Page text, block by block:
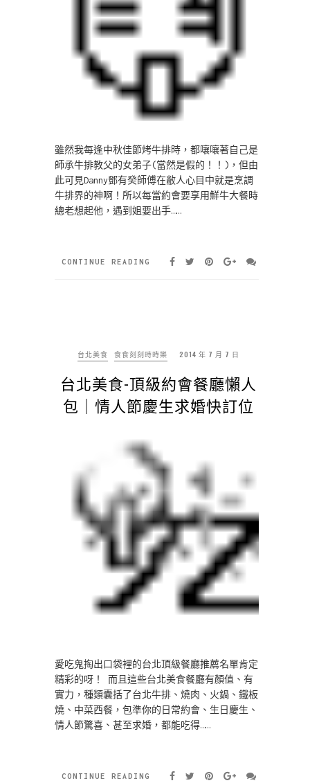
雖然我每逢中秋佳節烤牛排時，都嚷嚷著自己是
師承牛排教父的女弟子(當然是假的！！)，但由
此可見Danny鄧有癸師傅在敝人心目中就是烹調
牛排界的神啊！所以每當約會要享用鮮牛大餐時
總老想起他，遇到姐要出手……
CONTINUE READING
台北美食 食食刻刻時時樂 2014 年 7 月 7 日
台北美食-頂級約會餐廳懶人
包｜情人節慶生求婚快訂位
愛吃鬼掏出口袋裡的台北頂級餐廳推薦名單肯定
精彩的呀！ 而且這些台北美食餐廳有顏值、有
實力，種類囊括了台北牛排、燒肉、火鍋、鐵板
燒、中菜西餐，包準你的日常約會、生日慶生、
情人節驚喜、甚至求婚，都能吃得……
CONTINUE READING